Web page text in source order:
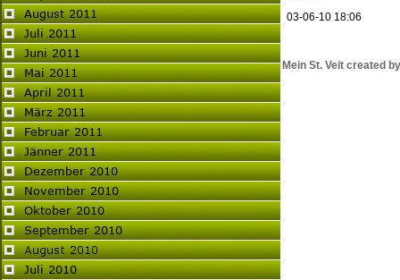
03-06-10 18:06
Mein St. Veit created